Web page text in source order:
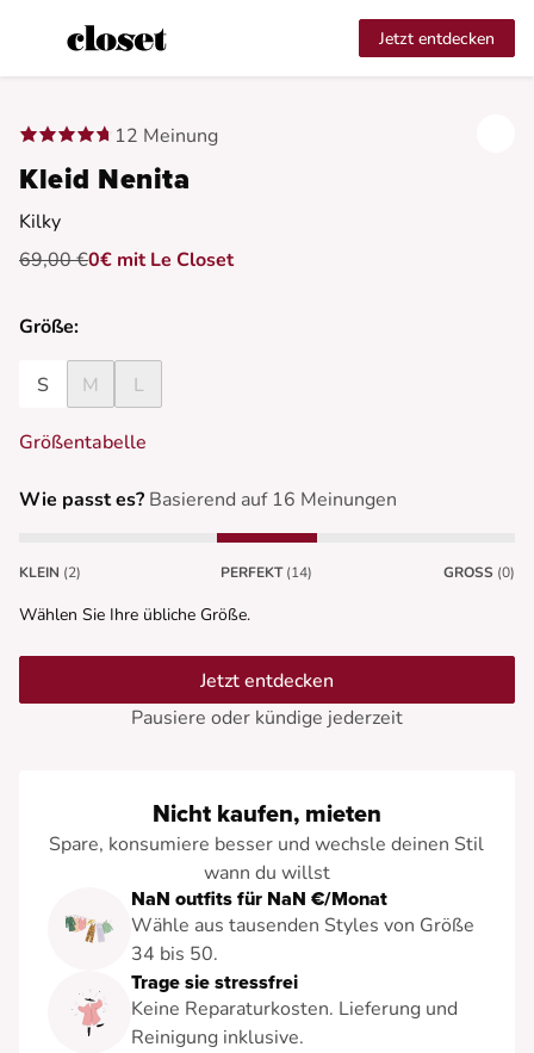
Jetzt entdecken
12 Meinung
Kleid Nenita
Kilky
69,00 €0€ mit Le Closet
Größe:
S M L
Größentabelle
Wie passt es? Basierend auf 16 Meinungen
KLEIN (2) PERFEKT (14) GROSS (0)
Wählen Sie Ihre übliche Größe.
Jetzt entdecken
Pausiere oder kündige jederzeit
Nicht kaufen, mieten
Spare, konsumiere besser und wechsle deinen Stil
wann du willst
NaN outfits für NaN €/Monat
Wähle aus tausenden Styles von Größe
34 bis 50.
Trage sie stressfrei
Keine Reparaturkosten. Lieferung und
Reinigung inklusive.